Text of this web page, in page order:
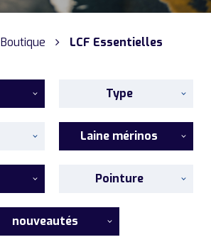
Boutique LCF Essentielles
Type
Laine mérinos
Pointure
nouveautés